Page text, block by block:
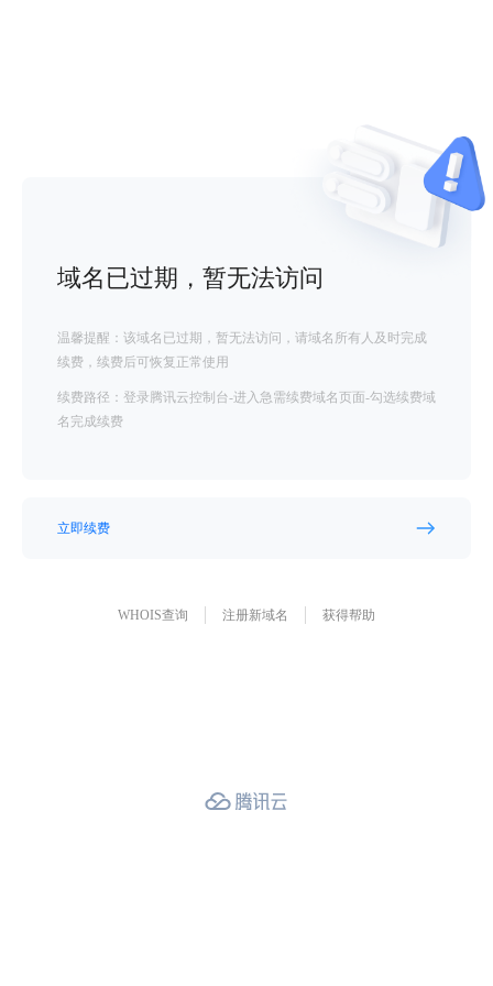
域名已过期，暂无法访问
温馨提醒：该域名已过期，暂无法访问，请域名所有人及时完成
续费，续费后可恢复正常使用
续费路径：登录腾讯云控制台-进入急需续费域名页面-勾选续费域
名完成续费
立即续费
WHOIS查询 注册新域名 获得帮助